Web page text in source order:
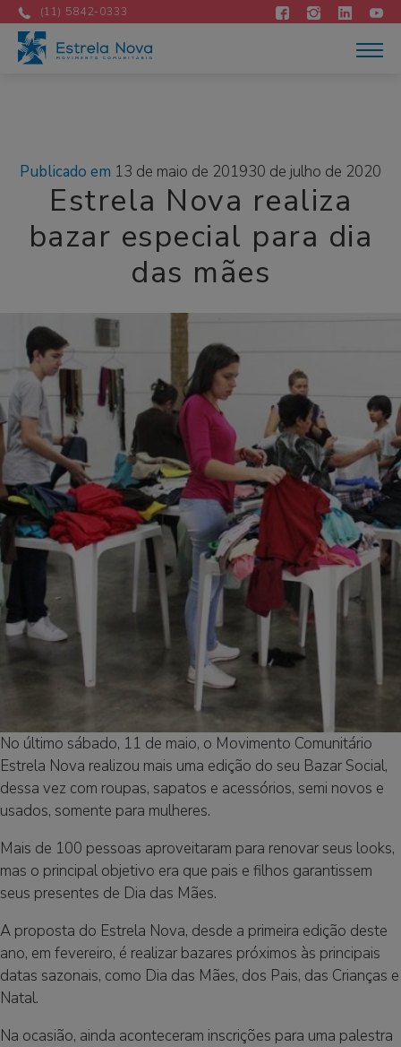
(11) 5842-0333
Acontece
Mês:maio 2019
Publicado em 13 de maio de 201930 de julho de 2020
Estrela Nova realiza
bazar especial para dia
das mães
No último sábado, 11 de maio, o Movimento Comunitário
Estrela Nova realizou mais uma edição do seu Bazar Social,
dessa vez com roupas, sapatos e acessórios, semi novos e
usados, somente para mulheres.
Mais de 100 pessoas aproveitaram para renovar seus looks,
mas o principal objetivo era que pais e filhos garantissem
seus presentes de Dia das Mães.
A proposta do Estrela Nova, desde a primeira edição deste
ano, em fevereiro, é realizar bazares próximos às principais
datas sazonais, como Dia das Mães, dos Pais, das Crianças e
Natal.
Na ocasião, ainda aconteceram inscrições para uma palestra